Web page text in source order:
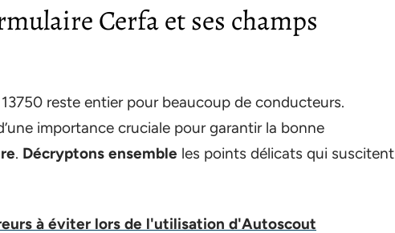
Cerfa et ses champs
reste entier pour beaucoup de conducteurs.
importance cruciale pour garantir la bonne
. Décryptons ensemble les points délicats qui suscitent
à éviter lors de l'utilisation d'Autoscout